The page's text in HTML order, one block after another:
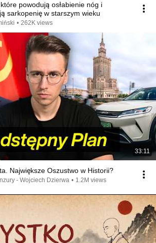
powodują osłabienie nóg i
sarkopenię w starszym wieku
• 262K views
33:11
Największe Oszustwo w Historii?
- Wojciech Dzierwa • 1.2M views